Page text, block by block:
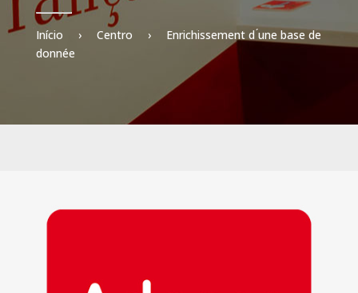
Início › Centro ›
Enrichissement d ́une base de
donnée